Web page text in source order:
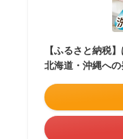
【ふるさと納税
北海道・沖縄へ